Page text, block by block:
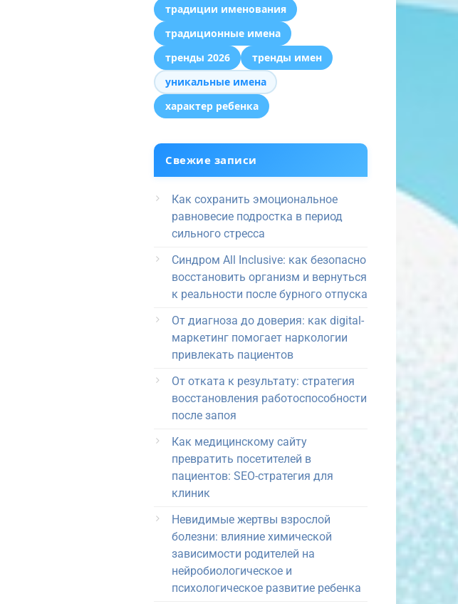
традиции именования
традиционные имена
тренды 2026
тренды имен
уникальные имена
характер ребенка
Свежие записи
Как сохранить эмоциональное
равновесие подростка в период
сильного стресса
Синдром All Inclusive: как безопасно
восстановить организм и вернуться
к реальности после бурного отпуска
От диагноза до доверия: как digital-
маркетинг помогает наркологии
привлекать пациентов
От отката к результату: стратегия
восстановления работоспособности
после запоя
Как медицинскому сайту
превратить посетителей в
пациентов: SEO-стратегия для
клиник
Невидимые жертвы взрослой
болезни: влияние химической
зависимости родителей на
нейробиологическое и
психологическое развитие ребенка